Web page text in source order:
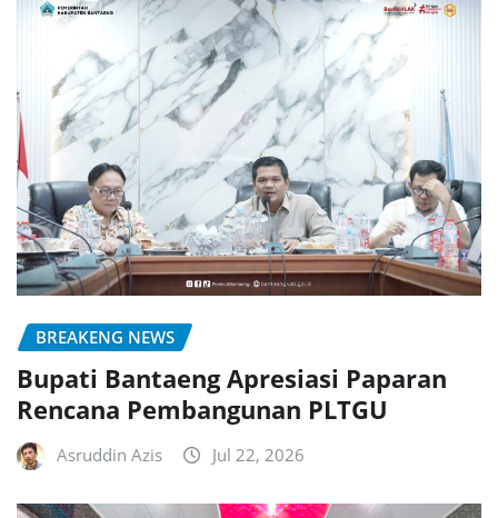
BREAKENG NEWS
Bupati Bantaeng Apresiasi Paparan
Rencana Pembangunan PLTGU
Asruddin Azis Jul 22, 2026